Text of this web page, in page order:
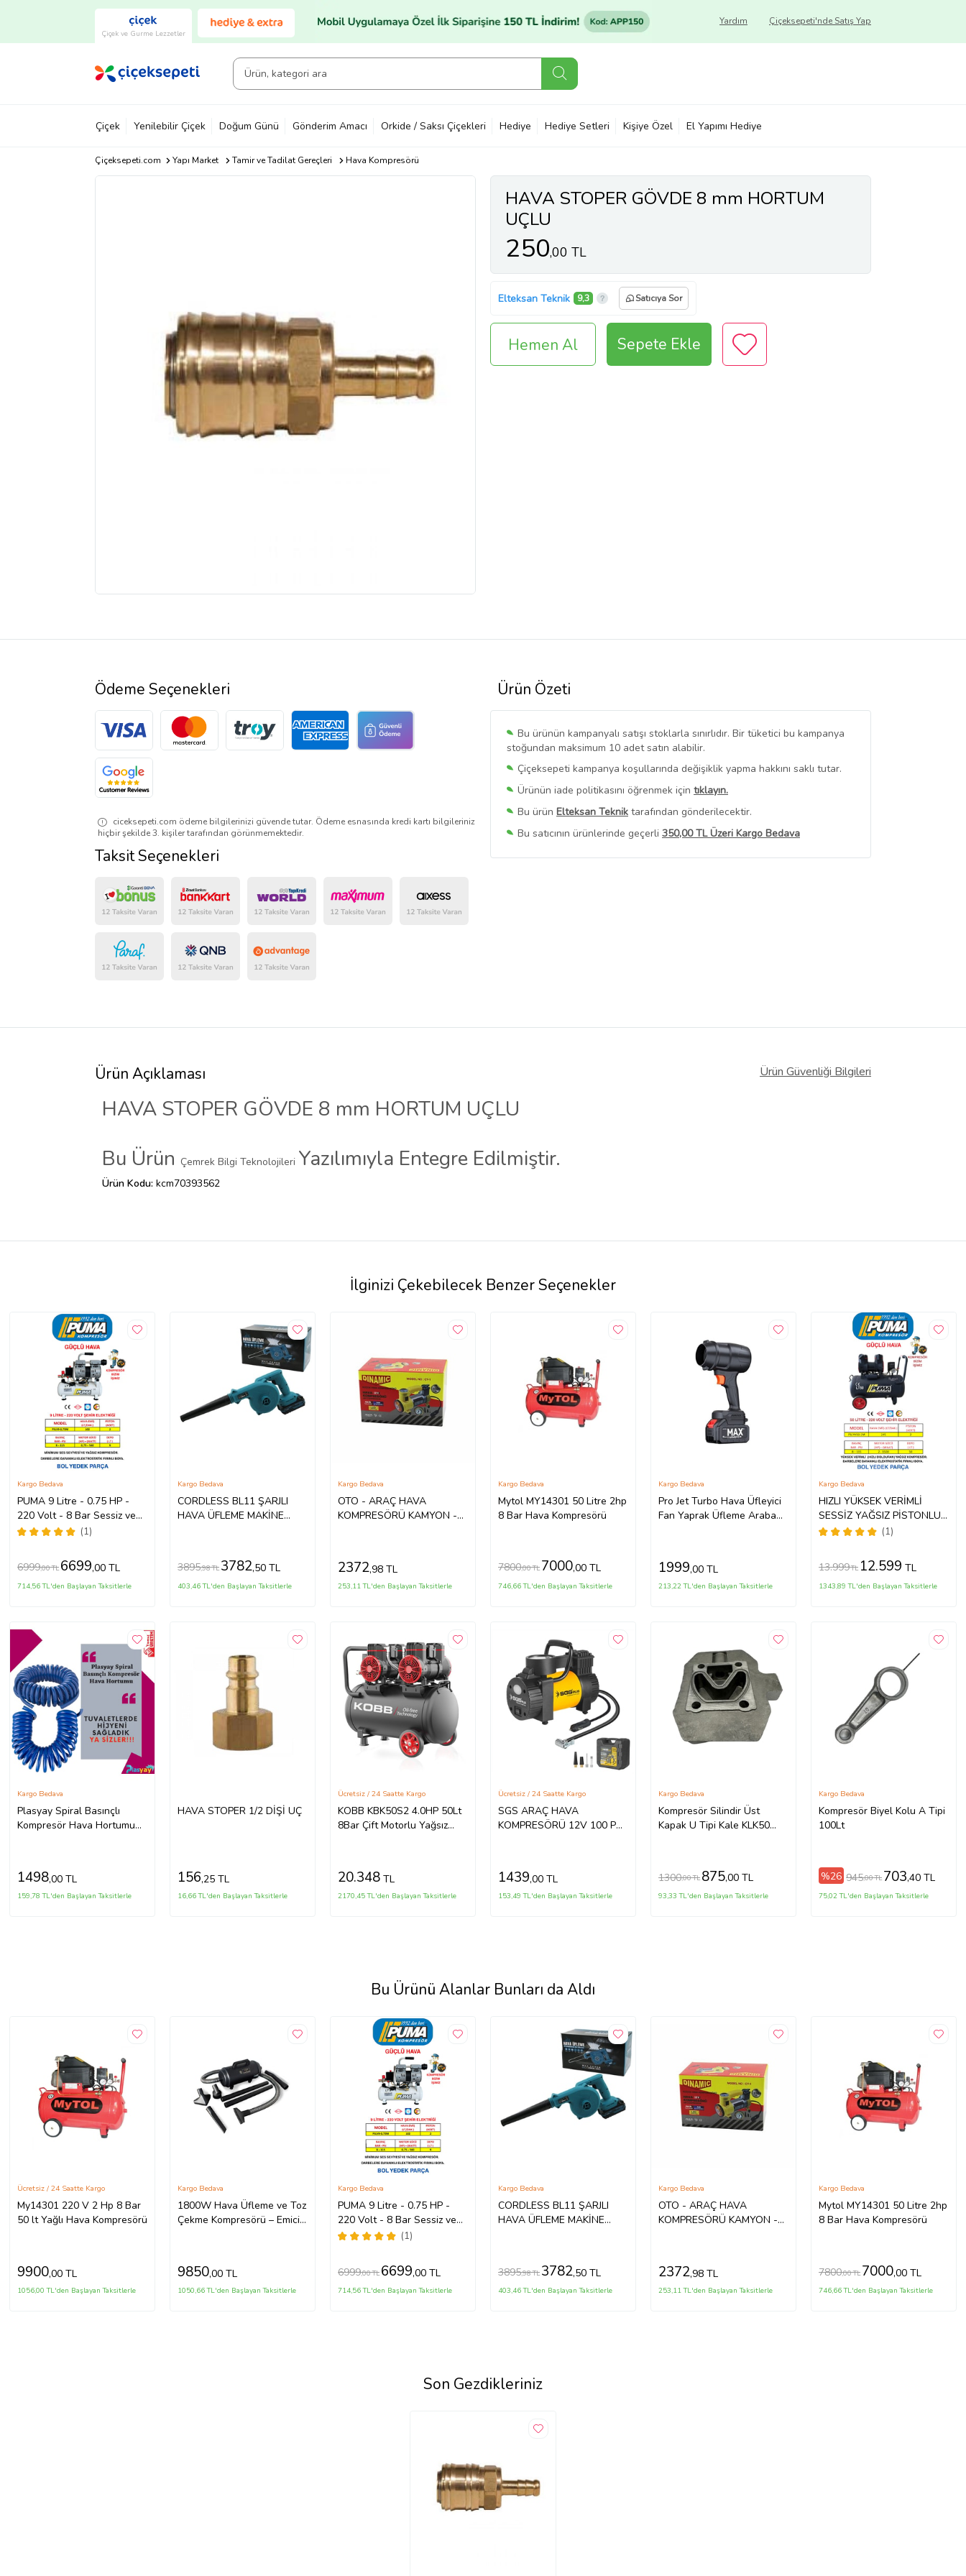
Çiçek ve Gurme Lezzetler
Çiçeksepeti'nde Satış Yap
Yardım
Çiçek Yenilebilir Çiçek Doğum Günü Gönderim Amacı Orkide / Saksı Çiçekleri Hediye Hediye Setleri Kişiye Özel El Yapımı Hediye
Çiçeksepeti.com Yapı Market Tamir ve Tadilat Gereçleri Hava Kompresörü
HAVA STOPER GÖVDE 8 mm HORTUM
UÇLU
250,00 TL
Elteksan Teknik 9,3 Satıcıya Sor
Hemen Al Sepete Ekle
Ürün Özeti
Bu ürünün kampanyalı satışı stoklarla sınırlıdır. Bir tüketici bu kampanya
stoğundan maksimum 10 adet satın alabilir.
Çiçeksepeti kampanya koşullarında değişiklik yapma hakkını saklı tutar.
Ürünün iade politikasını öğrenmek için tıklayın.
Bu ürün Elteksan Teknik tarafından gönderilecektir.
Bu satıcının ürünlerinde geçerli 350,00 TL Üzeri Kargo Bedava
Bu SatıcınınTüm Ürünlerini Görüntüle
Ödeme Seçenekleri
ciceksepeti.com ödeme bilgilerinizi güvende tutar. Ödeme esnasında kredi kartı bilgileriniz
hiçbir şekilde 3. kişiler tarafından görünmemektedir.
Taksit Seçenekleri
Ürün Açıklaması Ürün Güvenliği Bilgileri
HAVA STOPER GÖVDE 8 mm HORTUM UÇLU
Bu Ürün Çemrek Bilgi Teknolojileri Yazılımıyla Entegre Edilmiştir.
Ürün Kodu: kcm70393562
İlginizi Çekebilecek Benzer Seçenekler
PUMA 9 Litre - 0.75 HP -
220 Volt - 8 Bar Sessiz ve
Yağsız Kompresör
(1)
Kargo Bedava
6999,00 TL 6699,00 TL
714,56 TL'den Başlayan Taksitlerle
CORDLESS BL11 ŞARJLI
HAVA ÜFLEME MAKİNE
Kargo Bedava
3895,98 TL 3782,50 TL
403,46 TL'den Başlayan Taksitlerle
OTO - ARAÇ HAVA
KOMPRESÖRÜ KAMYON -
GÖSTERGE - LED
AYDINLATMA CY-1 (5343)
Kargo Bedava
2372,98 TL
253,11 TL'den Başlayan Taksitlerle
Mytol MY14301 50 Litre 2hp
8 Bar Hava Kompresörü
Kargo Bedava
7800,00 TL 7000,00 TL
746,66 TL'den Başlayan Taksitlerle
Pro Jet Turbo Hava Üfleyici
Fan Yaprak Üfleme Araba
Kargo Bedava
1999,00 TL
213,22 TL'den Başlayan Taksitlerle
HIZLI YÜKSEK VERİMLİ
SESSİZ YAĞSIZ PİSTONLU
KOMPRESÖR - 50 Lt - 2 HP
Lt/dk. - 220 Volt
(1)
Kargo Bedava
13.999TL 12.599 TL
1343,89 TL'den Başlayan Taksitlerle
Plasyay Spiral Basınçlı
Kompresör Hava Hortumu
Kargo Bedava
1498,00 TL
159,78 TL'den Başlayan Taksitlerle
HAVA STOPER 1/2 DİŞİ UÇ
156,25 TL
16,66 TL'den Başlayan Taksitlerle
KOBB KBK50S2 4.0HP 50Lt
8Bar Çift Motorlu Yağsız
Ücretsiz / 24 Saatte Kargo
20.348TL
2170,45 TL'den Başlayan Taksitlerle
SGS ARAÇ HAVA
KOMPRESÖRÜ 12V 100 PSI
Ücretsiz / 24 Saatte Kargo
1439,00 TL
153,49 TL'den Başlayan Taksitlerle
Kompresör Silindir Üst
Kapak U Tipi Kale KLK50
Kargo Bedava
1300,00 TL 875,00 TL
93,33 TL'den Başlayan Taksitlerle
Kompresör Biyel Kolu A Tipi
100Lt
Kargo Bedava
%26 945,00 TL 703,40 TL
75,02 TL'den Başlayan Taksitlerle
Bu Ürünü Alanlar Bunları da Aldı
My14301 220 V 2 Hp 8 Bar
50 lt Yağlı Hava Kompresörü
Ücretsiz / 24 Saatte Kargo
9900,00 TL
1056,00 TL'den Başlayan Taksitlerle
1800W Hava Üfleme ve Toz
Çekme Kompresörü – Emici
Kargo Bedava
9850,00 TL
1050,66 TL'den Başlayan Taksitlerle
PUMA 9 Litre - 0.75 HP -
220 Volt - 8 Bar Sessiz ve
Yağsız Kompresör
(1)
Kargo Bedava
6999,00 TL 6699,00 TL
714,56 TL'den Başlayan Taksitlerle
CORDLESS BL11 ŞARJLI
HAVA ÜFLEME MAKİNE
Kargo Bedava
3895,98 TL 3782,50 TL
403,46 TL'den Başlayan Taksitlerle
OTO - ARAÇ HAVA
KOMPRESÖRÜ KAMYON -
GÖSTERGE - LED
AYDINLATMA CY-1 (5343)
Kargo Bedava
2372,98 TL
253,11 TL'den Başlayan Taksitlerle
Mytol MY14301 50 Litre 2hp
8 Bar Hava Kompresörü
Kargo Bedava
7800,00 TL 7000,00 TL
746,66 TL'den Başlayan Taksitlerle
Son Gezdikleriniz